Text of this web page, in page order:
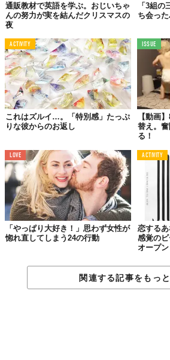
通販教材で英語を学ぶ。おじいちゃ
んの努力が実を結んだクリスマスの
夜
「3組
ち会っ
ACTIVITY
これはズルイ…。「特別感」たっぷ
りな彼からのお返し
ISSUE
【動画
替え。
る！
LOVE
「やっぱり大好き！」思わず女性が
惚れ直してしまう24の行動
ACTIVITY
恋する
感覚の
オープン
関連する記事をもっ